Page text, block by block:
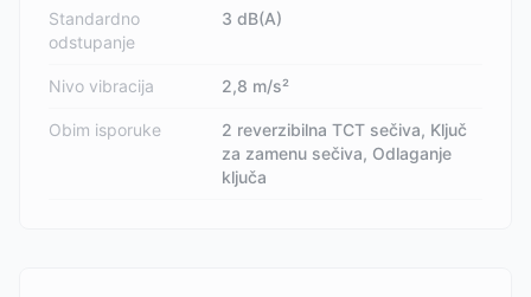
Standardno
odstupanje
3 dB(A)
Nivo vibracija 2,8 m/s²
Obim isporuke
2 reverzibilna TCT sečiva, Ključ
za zamenu sečiva, Odlaganje
ključa